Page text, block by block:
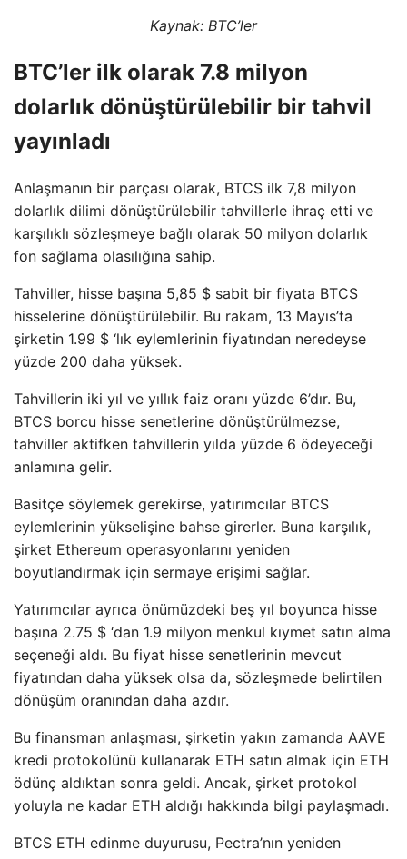
Kaynak: BTC’ler
BTC’ler ilk olarak 7.8 milyon
dolarlık dönüştürülebilir bir tahvil
yayınladı
Anlaşmanın bir parçası olarak, BTCS ilk 7,8 milyon
dolarlık dilimi dönüştürülebilir tahvillerle ihraç etti ve
karşılıklı sözleşmeye bağlı olarak 50 milyon dolarlık
fon sağlama olasılığına sahip.
Tahviller, hisse başına 5,85 $ sabit bir fiyata BTCS
hisselerine dönüştürülebilir. Bu rakam, 13 Mayıs’ta
şirketin 1.99 $ ‘lık eylemlerinin fiyatından neredeyse
yüzde 200 daha yüksek.
Tahvillerin iki yıl ve yıllık faiz oranı yüzde 6’dır. Bu,
BTCS borcu hisse senetlerine dönüştürülmezse,
tahviller aktifken tahvillerin yılda yüzde 6 ödeyeceği
anlamına gelir.
Basitçe söylemek gerekirse, yatırımcılar BTCS
eylemlerinin yükselişine bahse girerler. Buna karşılık,
şirket Ethereum operasyonlarını yeniden
boyutlandırmak için sermaye erişimi sağlar.
Yatırımcılar ayrıca önümüzdeki beş yıl boyunca hisse
başına 2.75 $ ‘dan 1.9 milyon menkul kıymet satın alma
seçeneği aldı. Bu fiyat hisse senetlerinin mevcut
fiyatından daha yüksek olsa da, sözleşmede belirtilen
dönüşüm oranından daha azdır.
Bu finansman anlaşması, şirketin yakın zamanda AAVE
kredi protokolünü kullanarak ETH satın almak için ETH
ödünç aldıktan sonra geldi. Ancak, şirket protokol
yoluyla ne kadar ETH aldığı hakkında bilgi paylaşmadı.
BTCS ETH edinme duyurusu, Pectra’nın yeniden